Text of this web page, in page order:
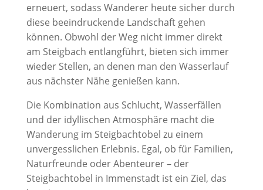
erneuert, sodass Wanderer heute sicher durch
diese beeindruckende Landschaft gehen
können. Obwohl der Weg nicht immer direkt
am Steigbach entlangführt, bieten sich immer
wieder Stellen, an denen man den Wasserlauf
aus nächster Nähe genießen kann.
Die Kombination aus Schlucht, Wasserfällen
und der idyllischen Atmosphäre macht die
Wanderung im Steigbachtobel zu einem
unvergesslichen Erlebnis. Egal, ob für Familien,
Naturfreunde oder Abenteurer – der
Steigbachtobel in Immenstadt ist ein Ziel, das